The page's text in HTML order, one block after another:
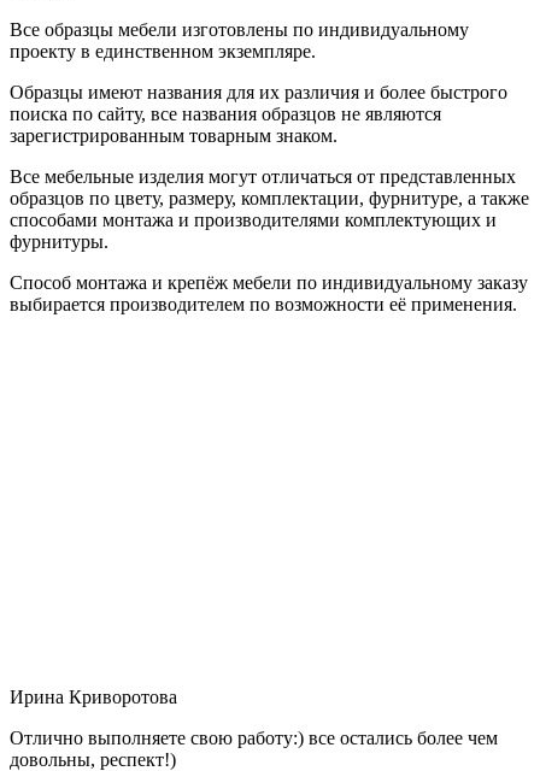
Все образцы мебели изготовлены по индивидуальному
проекту в единственном экземпляре.
Образцы имеют названия для их различия и более быстрого
поиска по сайту, все названия образцов не являются
зарегистрированным товарным знаком.
Все мебельные изделия могут отличаться от представленных
образцов по цвету, размеру, комплектации, фурнитуре, а также
способами монтажа и производителями комплектующих и
фурнитуры.
Способ монтажа и крепёж мебели по индивидуальному заказу
выбирается производителем по возможности её применения.
Ирина Криворотова
Отлично выполняете свою работу:) все остались более чем
довольны, респект!)